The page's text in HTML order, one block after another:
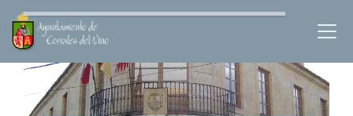
Ayuntamiento de